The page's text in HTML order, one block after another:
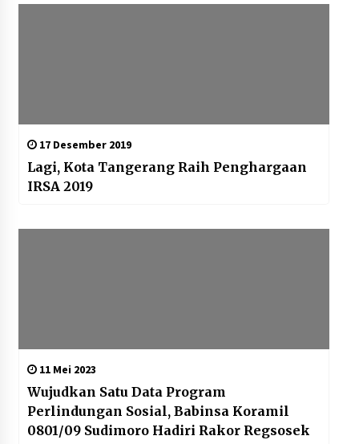
17 Desember 2019
Lagi, Kota Tangerang Raih Penghargaan
IRSA 2019
11 Mei 2023
Wujudkan Satu Data Program
Perlindungan Sosial, Babinsa Koramil
0801/09 Sudimoro Hadiri Rakor Regsosek